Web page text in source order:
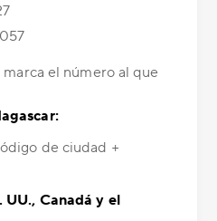
el número al que
de ciudad +
UU., Canadá y el